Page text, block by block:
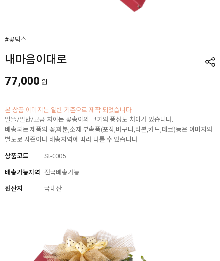
#꽃박스
내마음이대로
77,000 원
본 상품 이미지는 일반 기준으로 제작 되었습니다.
알뜰/일반/고급 차이는 꽃송이의 크기와 풍성도 차이가 있습니다.
배송되는 제품의 꽃,화분,소재,부속품(포장,바구니,리본,카드,데코)등은 이미지와
별도로 시즌이나 배송지역에 따라 다를 수 있습니다
상품코드 St-0005
배송가능지역 전국배송가능
원산지 국내산